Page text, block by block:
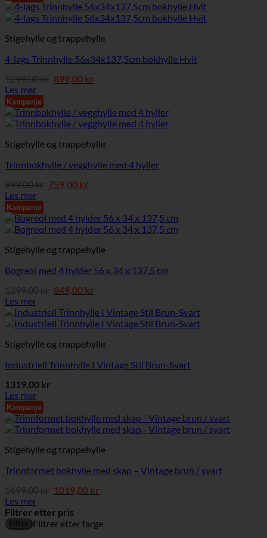
Stigehylle og trappehylle
4-lags Trinnhylle 56x34x137,5cm bokhylle Hvit
1299,00kr Opprinnelig
pris
1299,00 kr.
899,00 krNåværende
pris
899,00 kr.
Les mer
Kampanje
Stigehylle og trappehylle
Trinnbokhylle / vegghylle med 4 hyller
999,00kr Opprinnelig
pris
999,00 kr.
759,00 krNåværende
pris
759,00 kr.
Les mer
Kampanje
Stigehylle og trappehylle
Bogreol med 4 hylder 56 x 34 x 137,5 cm
1299,00kr Opprinnelig
pris
var:
1299,00 kr.
849,00 krNåværende
pris
er:
849,00 kr.
Les mer
Stigehylle og trappehylle
Industriell Trinnhylle I Vintage Stil Brun-Svart
1319,00 kr
Les mer
Kampanje
Stigehylle og trappehylle
Trinnformet bokhylle med skap – Vintage brun / svart
1699,00kr Opprinnelig
pris
var:
1699,00 kr.
1019,00 krNåværende
pris
Les mer
Filtrer etter pris
Filtrer
Filtrer etter farge